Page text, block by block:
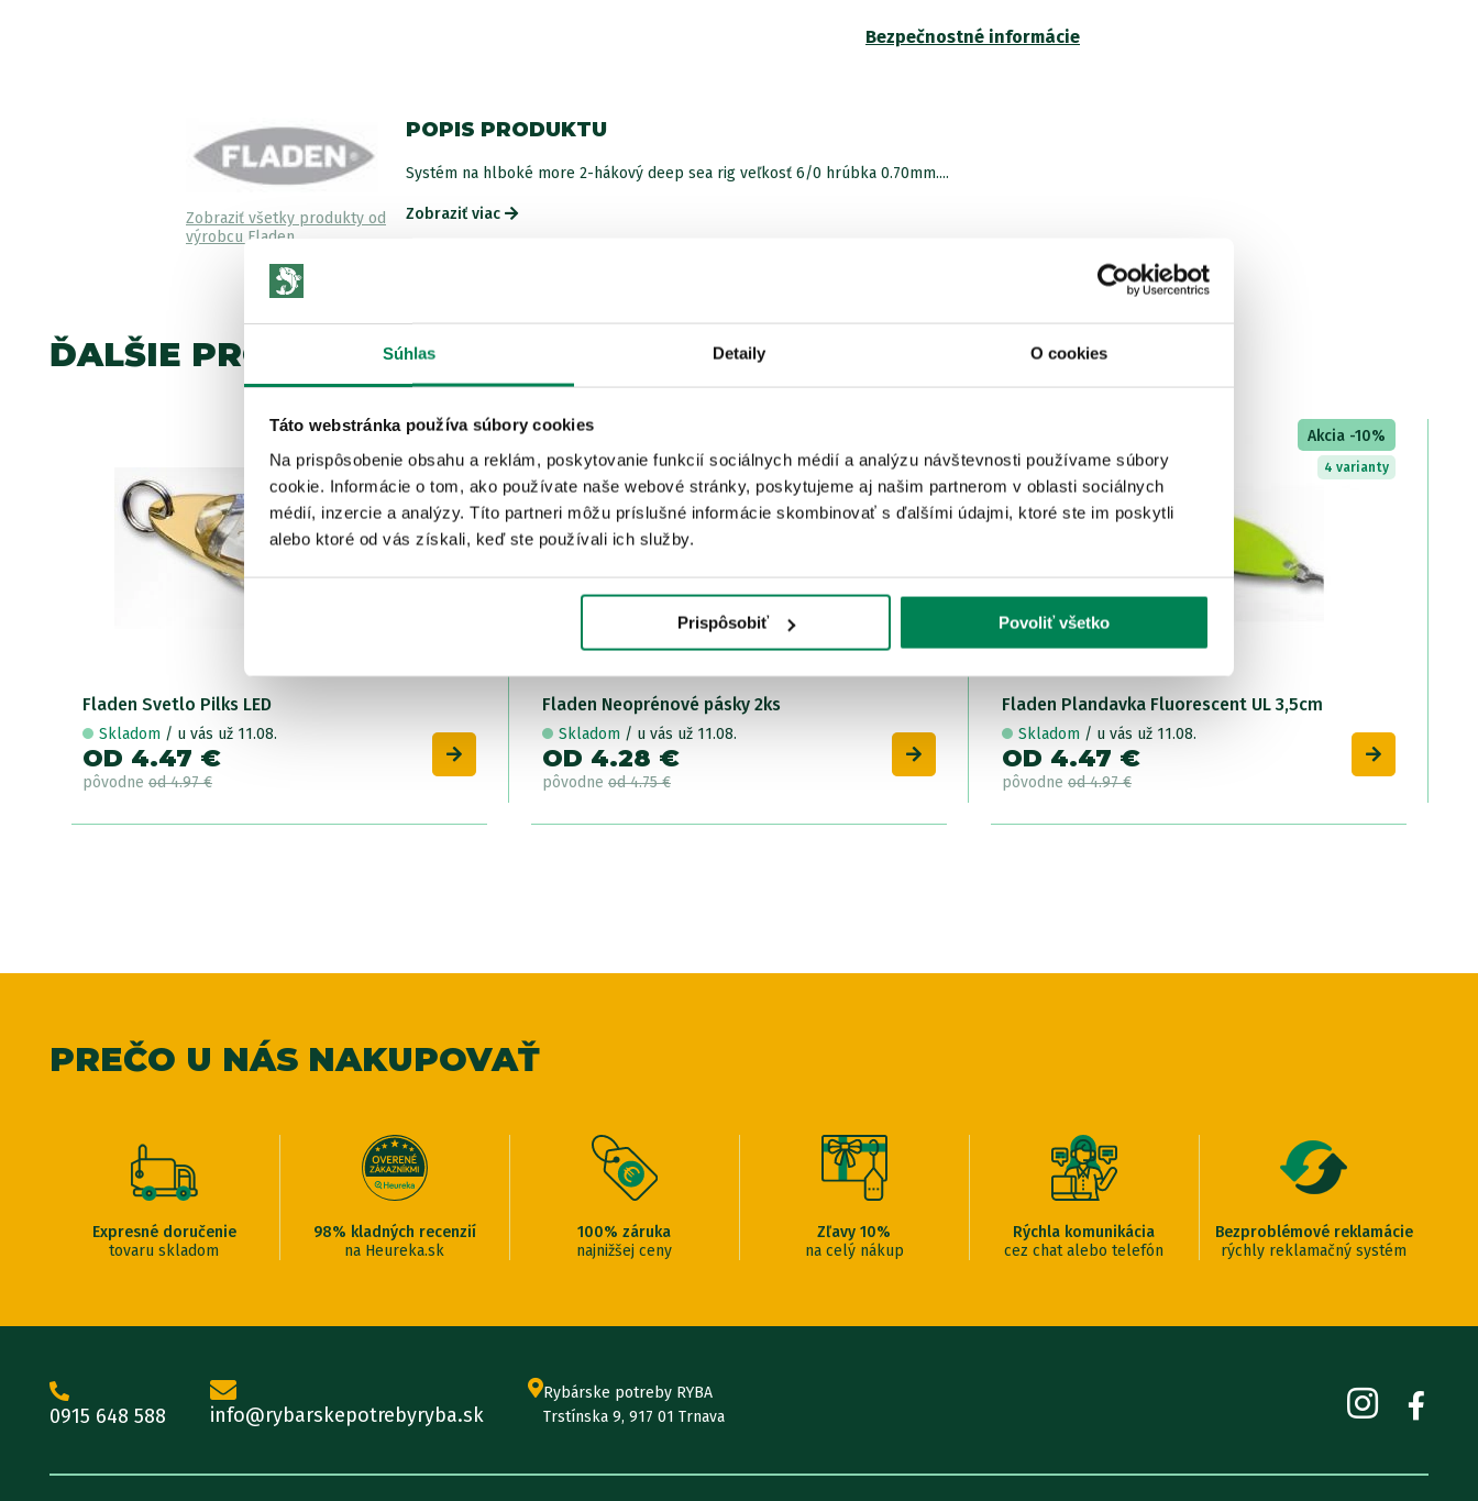
Súhlas Detaily O cookies
Táto webstránka používa súbory cookies
Na prispôsobenie obsahu a reklám, poskytovanie funkcií sociálnych médií a analýzu návštevnosti používame súbory
cookie. Informácie o tom, ako používate naše webové stránky, poskytujeme aj našim partnerom v oblasti sociálnych
médií, inzercie a analýzy. Títo partneri môžu príslušné informácie skombinovať s ďalšími údajmi, ktoré ste im poskytli
alebo ktoré od vás získali, keď ste používali ich služby.
Prispôsobiť Povoliť všetko
Bezpečnostné informácie
Zobraziť všetky produkty od
výrobcu Fladen
POPIS PRODUKTU
Systém na hlboké more 2-hákový deep sea rig veľkosť 6/0 hrúbka 0.70mm....
Zobraziť viac
ĎALŠIE PRODUKTY TEJ ISTEJ ZNAČKY
Akcia -10%
3 varianty
Fladen Svetlo Pilks LED
Skladom / u vás už 11.08.
OD 4.47 €
pôvodne od 4.97 €
Fladen Neoprénové pásky 2ks
Skladom / u vás už 11.08.
OD 4.28 €
pôvodne od 4.75 €
Akcia -10%
4 varianty
Fladen Plandavka Fluorescent UL 3,5cm
Skladom / u vás už 11.08.
OD 4.47 €
pôvodne od 4.97 €
PREČO U NÁS NAKUPOVAŤ
Expresné doručenie
tovaru skladom
98% kladných recenzií
na Heureka.sk
100% záruka
najnižšej ceny
Zľavy 10%
na celý nákup
Rýchla komunikácia
cez chat alebo telefón
Bezproblémové reklamácie
rýchly reklamačný systém
0915 648 588 info@rybarskepotrebyryba.sk
Rybárske potreby RYBA
Trstínska 9, 917 01 Trnava